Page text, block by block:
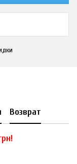
Возврат